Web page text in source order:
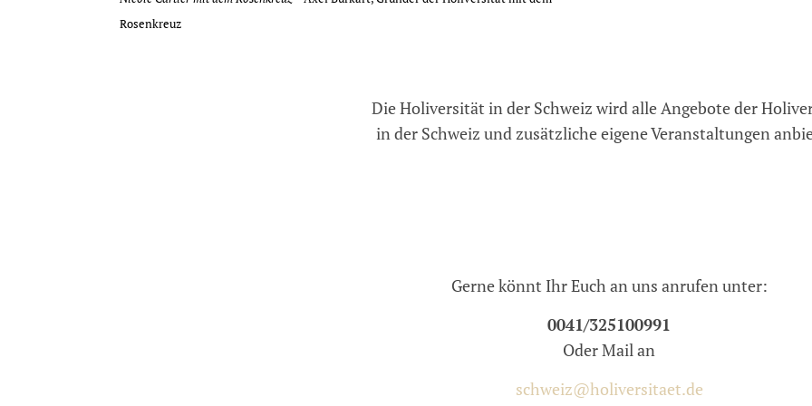
Rosenkreuz
Die Holiversität in der Schweiz wird alle Angebote der
in der Schweiz und zusätzliche eigene Veranstaltungen
Gerne könnt Ihr Euch an uns anrufen unter:
0041/325100991
Oder Mail an
schweiz@holiversitaet.de